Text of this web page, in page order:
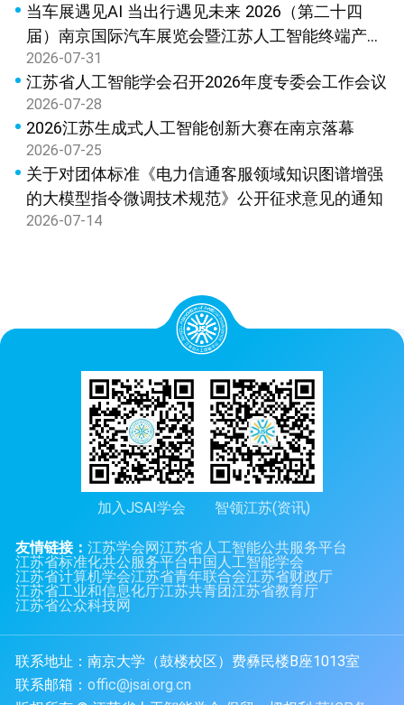
当车展遇见AI 当出行遇见未来 2026（第二十四
届）南京国际汽车展览会暨江苏人工智能终端产品
展览会新闻发布会在宁召开
2026-07-31
江苏省人工智能学会召开2026年度专委会工作会议
2026-07-28
2026江苏生成式人工智能创新大赛在南京落幕
2026-07-25
关于对团体标准《电力信通客服领域知识图谱增强
的大模型指令微调技术规范》公开征求意见的通知
2026-07-14
加入JSAI学会 智领江苏(资讯)
友情链接：江苏学会网江苏省人工智能公共服务平台
江苏省标准化共公服务平台中国人工智能学会
江苏省计算机学会江苏省青年联合会江苏省财政厅
江苏省工业和信息化厅江苏共青团江苏省教育厅
江苏省公众科技网
联系地址：南京大学（鼓楼校区）费彝民楼B座1013室
联系邮箱：offic@jsai.org.cn